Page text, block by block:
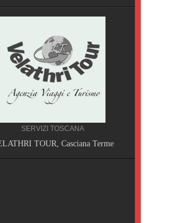
SERVIZI TOSCANA
TOUR, Casciana Terme